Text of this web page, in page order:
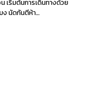
เริ่มต้นการเดินทางด้วย
นัดกันตีห้า…